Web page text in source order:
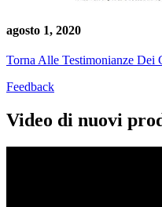
agosto 1, 2020
Torna Alle Testimonianze Dei
Feedback
Video di nuovi